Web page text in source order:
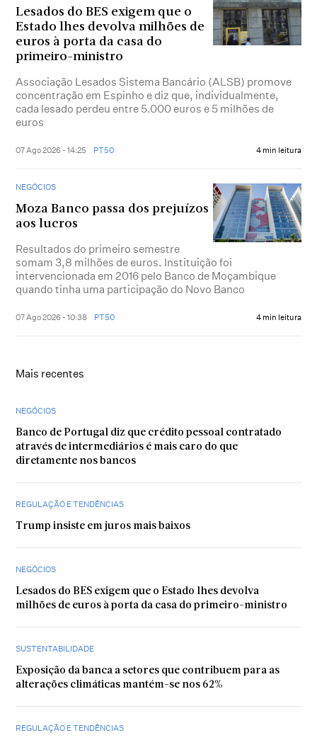
Lesados do BES exigem que o
Estado lhes devolva milhões de
euros à porta da casa do
primeiro-ministro
Associação Lesados Sistema Bancário (ALSB) promove
concentração em Espinho e diz que, individualmente,
cada lesado perdeu entre 5.000 euros e 5 milhões de
euros
07 Ago 2026 - 14:25 PT50 4 min leitura
NEGÓCIOS
Moza Banco passa dos prejuízos
aos lucros
Resultados do primeiro semestre
somam 3,8 milhões de euros. Instituição foi
intervencionada em 2016 pelo Banco de Moçambique
quando tinha uma participação do Novo Banco
07 Ago 2026 - 10:38 PT50 4 min leitura
Mais recentes
NEGÓCIOS
Banco de Portugal diz que crédito pessoal contratado
através de intermediários é mais caro do que
diretamente nos bancos
REGULAÇÃO E TENDÊNCIAS
Trump insiste em juros mais baixos
NEGÓCIOS
Lesados do BES exigem que o Estado lhes devolva
milhões de euros à porta da casa do primeiro-ministro
SUSTENTABILIDADE
Exposição da banca a setores que contribuem para as
alterações climáticas mantém-se nos 62%
REGULAÇÃO E TENDÊNCIAS